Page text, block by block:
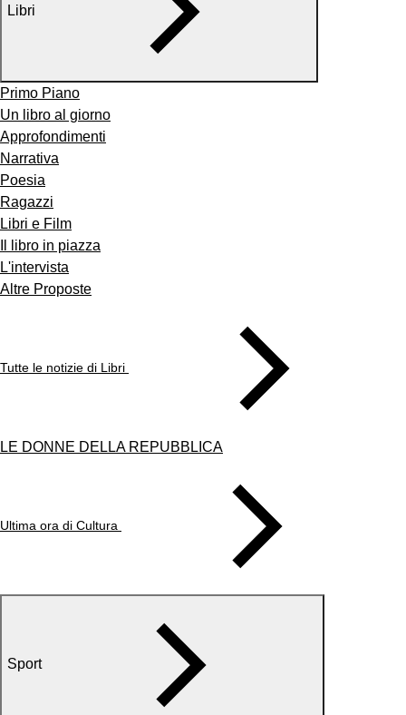
Libri
Primo Piano
Un libro al giorno
Approfondimenti
Narrativa
Poesia
Ragazzi
Libri e Film
Il libro in piazza
L'intervista
Altre Proposte
Tutte le notizie di Libri
LE DONNE DELLA REPUBBLICA
Ultima ora di Cultura
Sport